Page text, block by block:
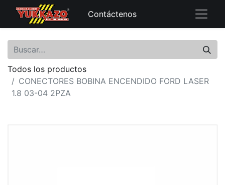
Contáctenos
Todos los productos
CONECTORES BOBINA ENCENDIDO FORD LASER
1.8 03-04 2PZA